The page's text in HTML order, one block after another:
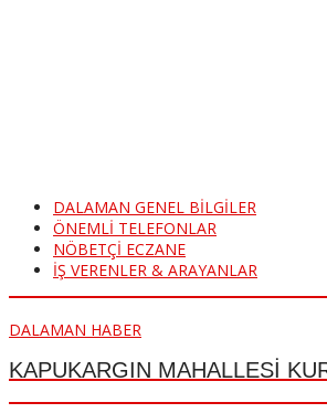
DALAMAN GENEL BİLGİLER
ÖNEMLİ TELEFONLAR
NÖBETÇİ ECZANE
İŞ VERENLER & ARAYANLAR
DALAMAN HABER
KAPUKARGIN MAHALLESİ